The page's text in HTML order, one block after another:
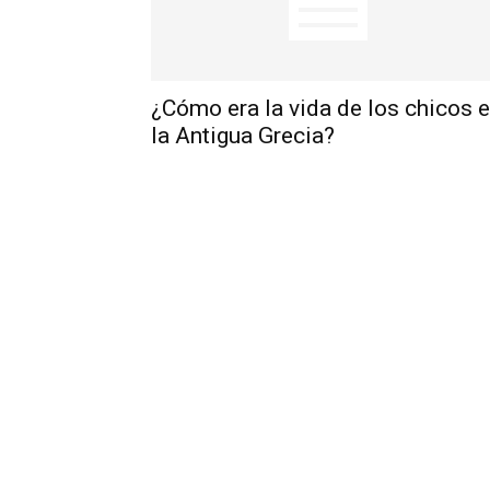
¿Cómo era la vida de los chicos
la Antigua Grecia?